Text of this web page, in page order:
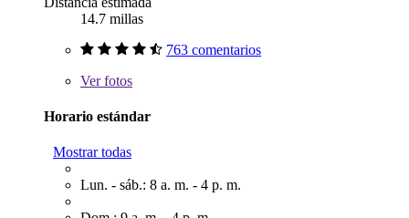
14.7 millas
763 comentarios
Verfotos
Horario estándar
Mostrar todas
Lun. - sáb.: 8 a. m. - 4 p. m.